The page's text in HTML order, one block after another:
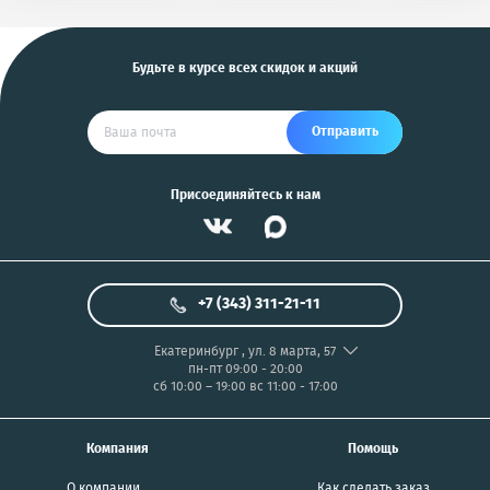
Будьте в курсе всех скидок и акций
Отправить
Присоединяйтесь к нам
Помощь
Компания
+7 (343) 311-21-11
Екатеринбург, ул. 8 марта, 57
пн-пт 09:00 - 20:00
сб 10:00 – 19:00 вс 11:00 - 17:00